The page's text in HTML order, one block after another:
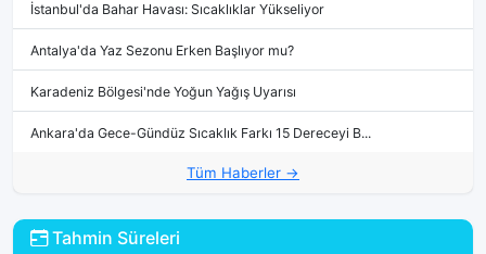
İstanbul'da Bahar Havası: Sıcaklıklar Yükseliyor
Antalya'da Yaz Sezonu Erken Başlıyor mu?
Karadeniz Bölgesi'nde Yoğun Yağış Uyarısı
Ankara'da Gece-Gündüz Sıcaklık Farkı 15 Dereceyi B...
Tüm Haberler →
Tahmin Süreleri